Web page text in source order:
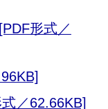
形式／
／62.66KB]